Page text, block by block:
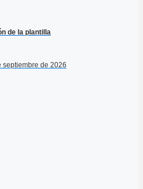
de la plantilla
septiembre de 2026